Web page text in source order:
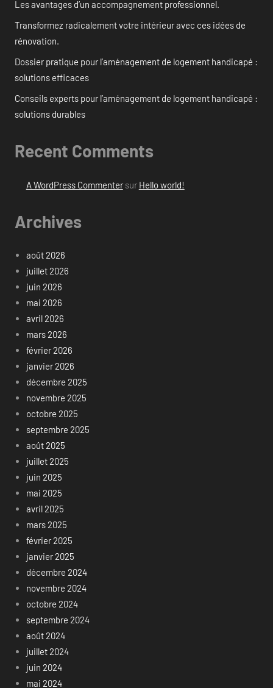
Les avantages d’un accompagnement professionnel.
Transformez radicalement votre intérieur avec ces idées de
rénovation.
Dossier pratique pour l’aménagement de logement handicapé :
solutions efficaces
Conseils experts pour l’aménagement de logement handicapé :
solutions durables
Recent Comments
A WordPress Commentersur Hello world!
Archives
août 2026
juillet 2026
juin 2026
mai 2026
avril 2026
mars 2026
février 2026
janvier 2026
décembre 2025
novembre 2025
octobre 2025
septembre 2025
août 2025
juillet 2025
juin 2025
mai 2025
avril 2025
mars 2025
février 2025
janvier 2025
décembre 2024
novembre 2024
octobre 2024
septembre 2024
août 2024
juillet 2024
juin 2024
mai 2024